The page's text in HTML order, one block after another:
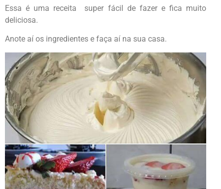
Essa é uma receita super fácil de fazer e fica muito
deliciosa.
Anote aí os ingredientes e faça aí na sua casa.